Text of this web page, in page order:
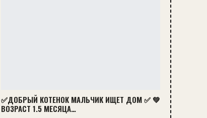
✅ДОБРЫЙ КОТЕНОК МАЛЬЧИК ИЩЕТ ДОМ ✅ 💚
ВОЗРАСТ 1.5 МЕСЯЦА…